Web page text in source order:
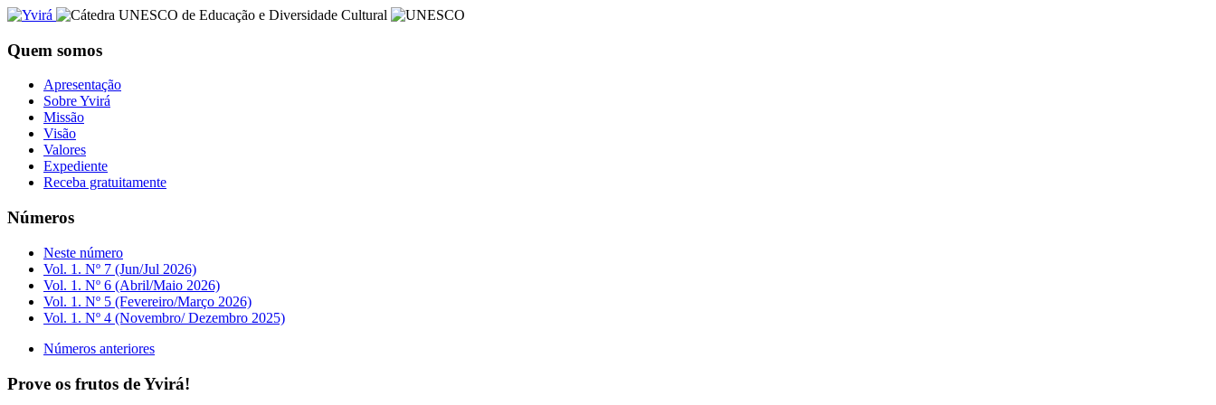
Quem somos
Apresentação
Sobre Yvirá
Missão
Visão
Valores
Expediente
Receba gratuitamente
Números
Neste número
Vol. 1. Nº 7 (Jun/Jul 2026)
Vol. 1. Nº 6 (Abril/Maio 2026)
Vol. 1. Nº 5 (Fevereiro/Março 2026)
Vol. 1. Nº 4 (Novembro/ Dezembro 2025)
Números anteriores
Prove os frutos de Yvirá!